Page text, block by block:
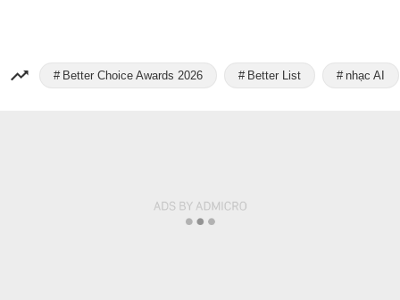
Better Choice Awards 2026 Better List nhạc AI